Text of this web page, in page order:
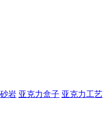
岩 亚克力盒子 亚克力工艺